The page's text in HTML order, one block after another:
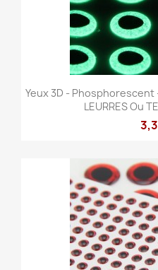
Yeux 3D - Phosphorescent
LEURRES Ou